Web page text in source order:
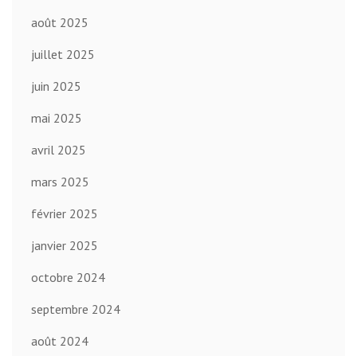
août 2025
juillet 2025
juin 2025
mai 2025
avril 2025
mars 2025
février 2025
janvier 2025
octobre 2024
septembre 2024
août 2024